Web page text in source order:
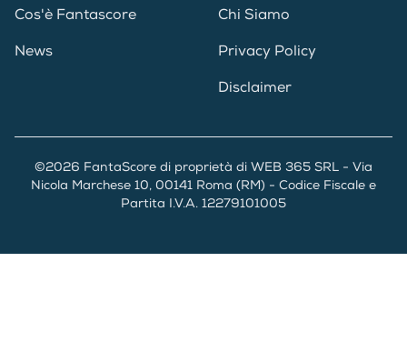
Cos'è Fantascore
News
Chi Siamo
Privacy Policy
Disclaimer
©2026 FantaScore di proprietà di WEB 365 SRL - Via
Nicola Marchese 10, 00141 Roma (RM) - Codice Fiscale e
Partita I.V.A. 12279101005